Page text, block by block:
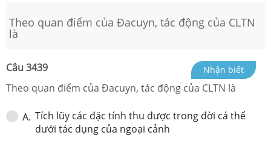
Theo quan điểm của Đacuyn, tác động của CLTN
là
Câu 3439 Nhận biết
Theo quan điểm của Đacuyn, tác động của CLTN là
A. Tích lũy các đặc tính thu được trong đời cá thể
dưới tác dụng của ngoại cảnh